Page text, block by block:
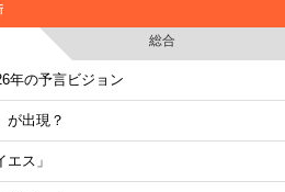
総合
年の予言ビジョン
が出現？
ス」